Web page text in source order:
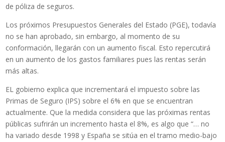
de póliza de seguros.
Los próximos Presupuestos Generales del Estado (PGE), todavía
no se han aprobado, sin embargo, al momento de su
conformación, llegarán con un aumento fiscal. Esto repercutirá
en un aumento de los gastos familiares pues las rentas serán
más altas.
EL gobierno explica que incrementará el impuesto sobre las
Primas de Seguro (IPS) sobre el 6% en que se encuentran
actualmente. Que la medida considera que las próximas rentas
públicas sufrirán un incremento hasta el 8%, es algo que “… no
ha variado desde 1998 y España se sitúa en el tramo medio-bajo